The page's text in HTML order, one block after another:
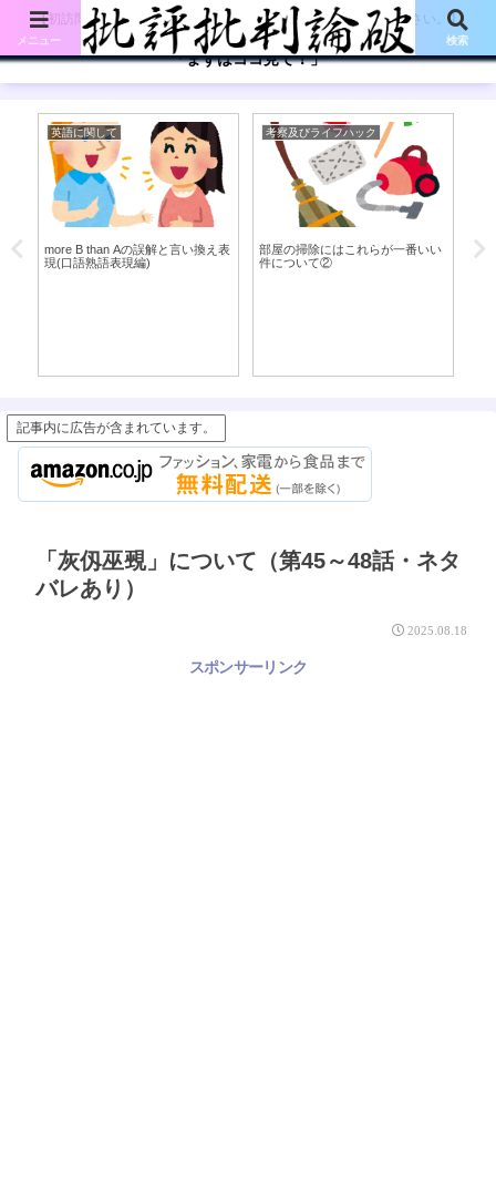
【初訪問の方は、下記の「まずはココ見て!」ボタンをご覧ください。】
「まずはココ見て！」
英語に関して
more B than Aの誤解と言い換え表
現(口語熟語表現編)
考察及びライフハック
部屋の掃除にはこれらが一番いい
件について②
花
記事内に広告が含まれています。
「灰仭巫覡」について（第45～48話・ネタ
バレあり）
2025.08.18
スポンサーリンク
メニュー 検索